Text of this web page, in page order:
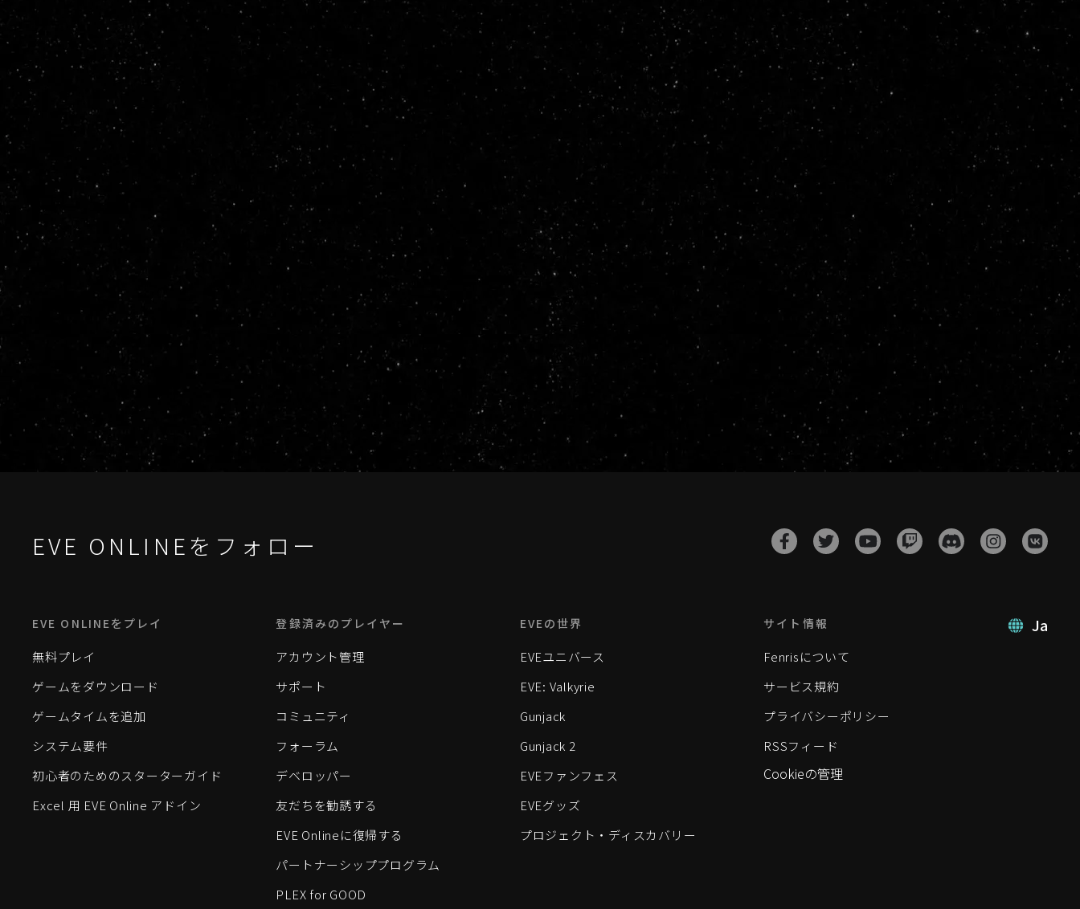
EVE ONLINEをフォロー
Ja
EVE ONLINEをプレイ
無料プレイ
ゲームをダウンロード
ゲームタイムを追加
システム要件
初心者のためのスターターガイド
Excel 用 EVE Online アドイン
登録済みのプレイヤー
アカウント管理
サポート
コミュニティ
フォーラム
デベロッパー
友だちを勧誘する
EVE Onlineに復帰する
パートナーシッププログラム
PLEX for GOOD
EVEの世界
EVEユニバース
EVE: Valkyrie
Gunjack
Gunjack 2
EVEファンフェス
EVEグッズ
プロジェクト・ディスカバリー
サイト情報
Fenrisについて
サービス規約
プライバシーポリシー
RSSフィード
Cookieの管理